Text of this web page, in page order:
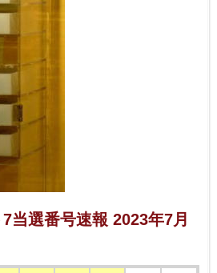
当選番号速報 2023年7月